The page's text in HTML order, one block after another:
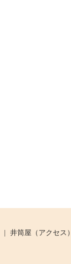
井筒屋（アクセス）